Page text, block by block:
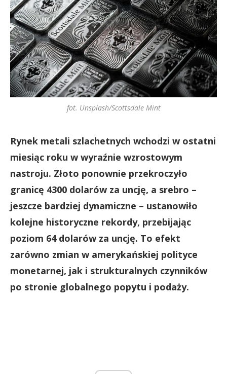
fot. Unsplash/Scottsdale Mint
Rynek metali szlachetnych wchodzi w ostatni
miesiąc roku w wyraźnie wzrostowym
nastroju. Złoto ponownie przekroczyło
granicę 4300 dolarów za uncję, a srebro –
jeszcze bardziej dynamiczne – ustanowiło
kolejne historyczne rekordy, przebijając
poziom 64 dolarów za uncję. To efekt
zarówno zmian w amerykańskiej polityce
monetarnej, jak i strukturalnych czynników
po stronie globalnego popytu i podaży.